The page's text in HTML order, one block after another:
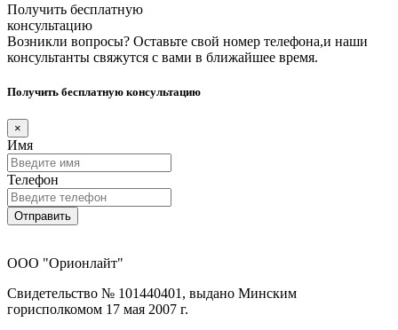
Получить бесплатную
консультацию
Возникли вопросы? Оставьте свой номер телефона,и наши
консультанты свяжутся с вами в ближайшее время.
Получить бесплатную консультацию
×
Имя
Телефон
Отправить
ООО "Орионлайт"
Свидетельство № 101440401, выдано Минским
горисполкомом 17 мая 2007 г.